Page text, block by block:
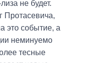
не будет.
Протасевича,
это событие, а
неминуемо
тесные